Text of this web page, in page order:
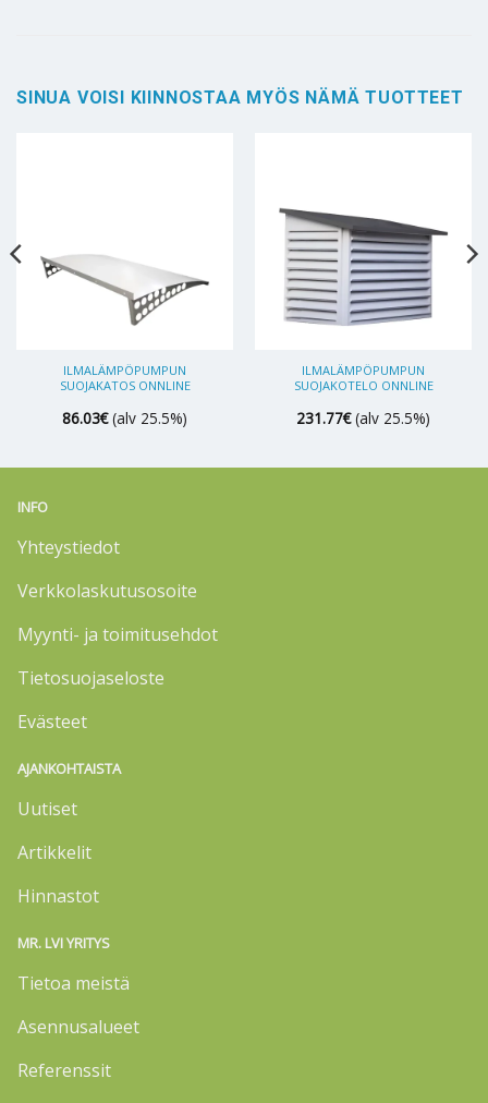
SINUA VOISI KIINNOSTAA MYÖS NÄMÄ TUOTTEET
ILMALÄMPÖPUMPUN
SUOJAKATOS ONNLINE
86.03€ (alv 25.5%)
ILMALÄMPÖPUMPUN
SUOJAKOTELO ONNLINE
231.77€ (alv 25.5%)
INFO
Yhteystiedot
Verkkolaskutusosoite
Myynti- ja toimitusehdot
Tietosuojaseloste
Evästeet
AJANKOHTAISTA
Uutiset
Artikkelit
Hinnastot
MR. LVI YRITYS
Tietoa meistä
Asennusalueet
Referenssit